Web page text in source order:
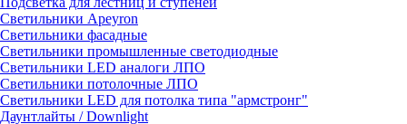
Светильники Apeyron
Светильники фасадные
Светильники промышленные светодиодные
Светильники LED аналоги ЛПО
Светильники потолочные ЛПО
Светильники LED для потолка типа "армстронг"
Даунтлайты / Downlight